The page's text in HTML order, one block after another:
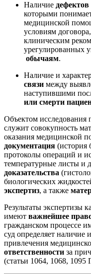
Наличие
которыми
медицинской
условиям
клиническим
урегулированных
обычаям.
Наличие и
связи между
наступившими
или смерти
Объектом исследования
служит совокупность
оказания медицинской
документация (история
протоколы операций и
температурные листы и
доказательства
биологических
экспертиз, а также
Результаты экспертизы
имеют важнейшее
гражданском процессе
суд определяет наличие
привлечения
ответственности за
(статьи 1064, 1068, 1095